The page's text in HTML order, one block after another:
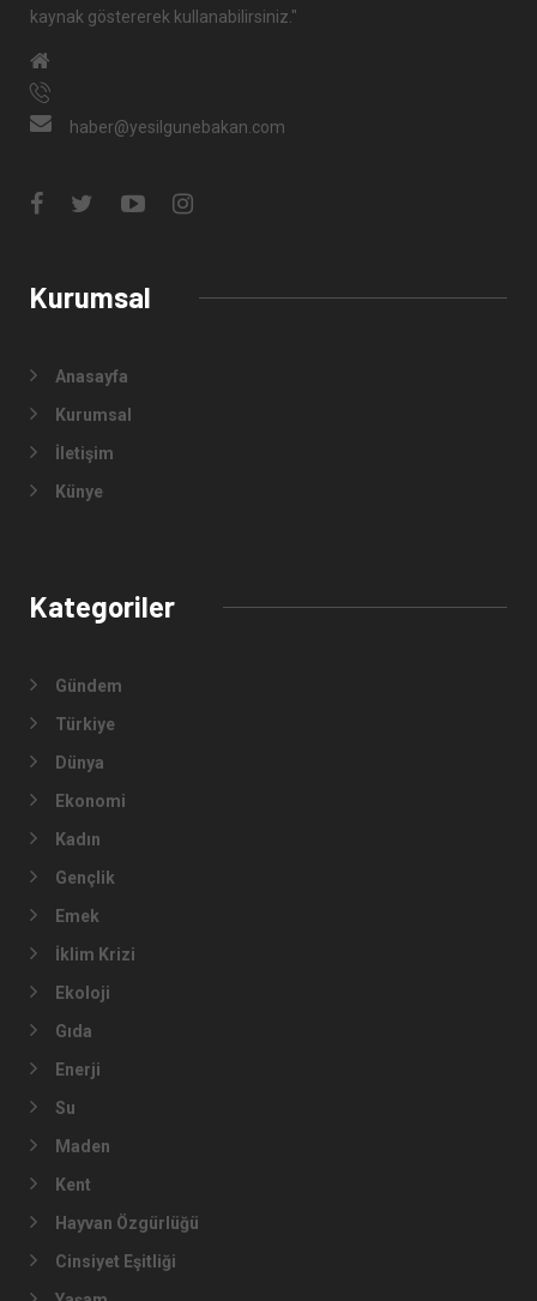
kaynak göstererek kullanabilirsiniz."
haber@yesilgunebakan.com
Kurumsal
Anasayfa
Kurumsal
İletişim
Künye
Kategoriler
Gündem
Türkiye
Dünya
Ekonomi
Kadın
Gençlik
Emek
İklim Krizi
Ekoloji
Gıda
Enerji
Su
Maden
Kent
Hayvan Özgürlüğü
Cinsiyet Eşitliği